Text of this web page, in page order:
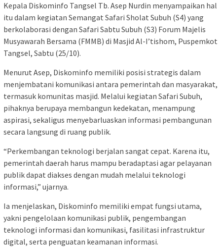
Kepala Diskominfo Tangsel Tb. Asep Nurdin menyampaikan hal
itu dalam kegiatan Semangat Safari Sholat Subuh (S4) yang
berkolaborasi dengan Safari Sabtu Subuh (S3) Forum Majelis
Musyawarah Bersama (FMMB) di Masjid Al-I’tishom, Puspemkot
Tangsel, Sabtu (25/10).
Menurut Asep, Diskominfo memiliki posisi strategis dalam
menjembatani komunikasi antara pemerintah dan masyarakat,
termasuk komunitas masjid. Melalui kegiatan Safari Subuh,
pihaknya berupaya membangun kedekatan, menampung
aspirasi, sekaligus menyebarluaskan informasi pembangunan
secara langsung di ruang publik.
“Perkembangan teknologi berjalan sangat cepat. Karena itu,
pemerintah daerah harus mampu beradaptasi agar pelayanan
publik dapat diakses dengan mudah melalui teknologi
informasi,” ujarnya.
Ia menjelaskan, Diskominfo memiliki empat fungsi utama,
yakni pengelolaan komunikasi publik, pengembangan
teknologi informasi dan komunikasi, fasilitasi infrastruktur
digital, serta penguatan keamanan informasi.